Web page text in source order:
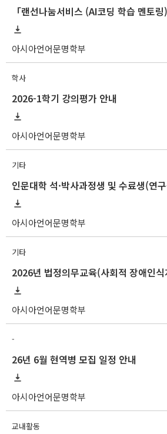
「랜선나눔서비스 (AI코딩 학습 멘토
아시아언어문명학부
학사
2026-1학기 강의평가 안내
아시아언어문명학부
기타
아시아언어문명학부
기타
아시아언어문명학부
-
26년 6월 현역병 모집 일정 안내
아시아언어문명학부
교내활동